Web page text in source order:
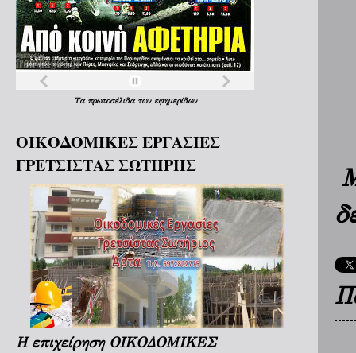
Τα πρωτοσέλιδα των εφημερίδων
ΟΙΚΟΔΟΜΙΚΕΣ ΕΡΓΑΣΙΕΣ
ΓΡΕΤΣΙΣΤΑΣ ΣΩΤΗΡΗΣ
Η επιχείρηση ΟΙΚΟΔΟΜΙΚΕΣ